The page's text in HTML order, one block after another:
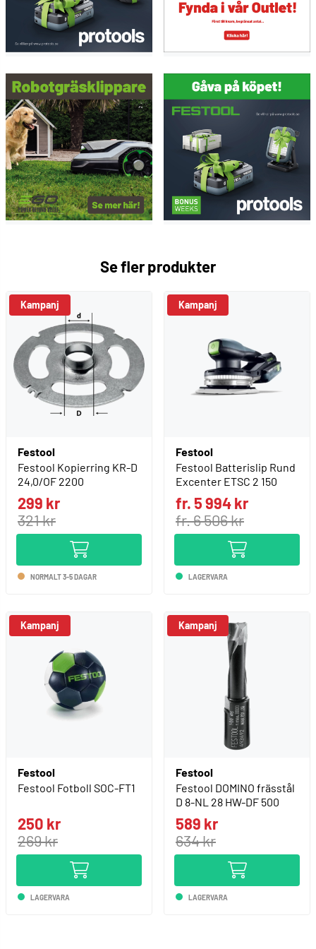
optimalt utnyttjande av filtersäcksvolymen och
konstant hög sugeffekt tack vare SELFCLEAN-
filtersäcken|FSC™-certifierade
Leveransomfattning
Antal i förpackning: 5 st
Se fler produkter
Kampanj
Festool
Festool Kopierring KR-D
24,0/OF 2200
299 kr
321 kr
NORMALT 3-5 DAGAR
Kampanj
Festool
Festool Batterislip Rund
Excenter ETSC 2 150
fr. 5 994 kr
fr. 6 506 kr
LAGERVARA
Kampanj
Festool
Festool Fotboll SOC-FT1
250 kr
269 kr
LAGERVARA
Kampanj
Festool
Festool DOMINO frässtål
D 8-NL 28 HW-DF 500
589 kr
634 kr
LAGERVARA